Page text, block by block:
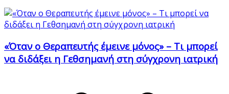
«Όταν ο Θεραπευτής έμεινε μόνος» – Τι μπορεί
να διδάξει η Γεθσημανή στη σύγχρονη ιατρική